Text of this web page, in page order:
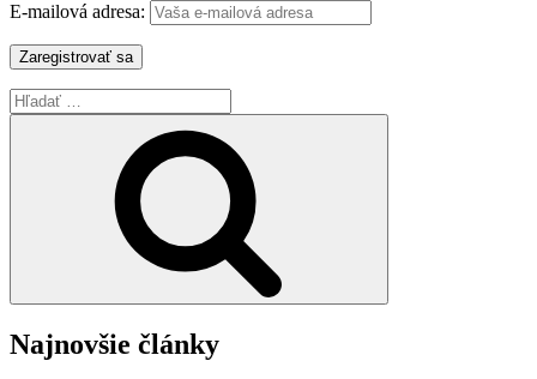
E-mailová adresa:
Hľadať:
Najnovšie články